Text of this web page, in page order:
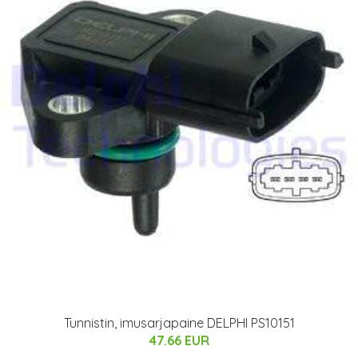
Tunnistin, imusarjapaine DELPHI PS10151
47.66 EUR